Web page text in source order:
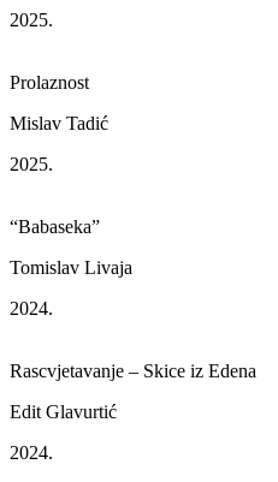
2025.
Prolaznost
Mislav Tadić
2025.
“Babaseka”
Tomislav Livaja
2024.
Rascvjetavanje – Skice iz Edena
Edit Glavurtić
2024.